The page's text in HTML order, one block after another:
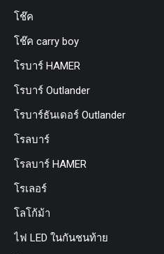
โช๊ค
โช๊ค carry boy
โรบาร์ HAMER
โรบาร์ Outlander
โรบาร์ธันเดอร์ Outlander
โรลบาร์
โรลบาร์ HAMER
โรเลอร์
โลโก้ม้า
ไฟ LED ในกันชนท้าย